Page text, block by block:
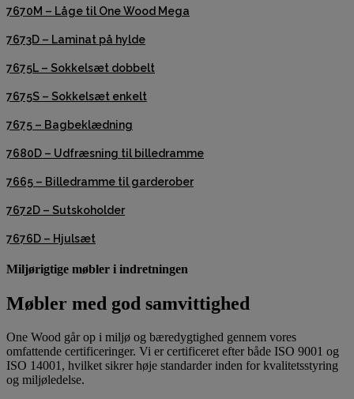
7670M – Låge til One Wood Mega
7673D – Laminat på hylde
7675L – Sokkelsæt dobbelt
7675S – Sokkelsæt enkelt
7675 – Bagbeklædning
7680D – Udfræsning til billedramme
7665 – Billedramme til garderober
7672D – Sutskoholder
7676D – Hjulsæt
Miljørigtige møbler i indretningen
Møbler med god samvittighed
One Wood går op i miljø og bæredygtighed gennem vores
omfattende certificeringer. Vi er certificeret efter både ISO 9001 og
ISO 14001, hvilket sikrer høje standarder inden for kvalitetsstyring
og miljøledelse.